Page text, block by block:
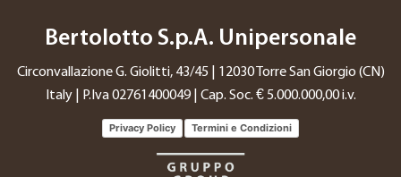
Bertolotto S.p.A. Unipersonale
Circonvallazione G. Giolitti, 43/45 | 12030 Torre San Giorgio (CN)
Italy | P.Iva 02761400049 | Cap. Soc. € 5.000.000,00 i.v.
Privacy Policy Termini e Condizioni